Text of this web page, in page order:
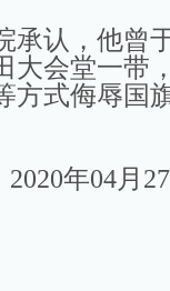
认，他曾于
大会堂一带
方式侮辱国
2020年04月